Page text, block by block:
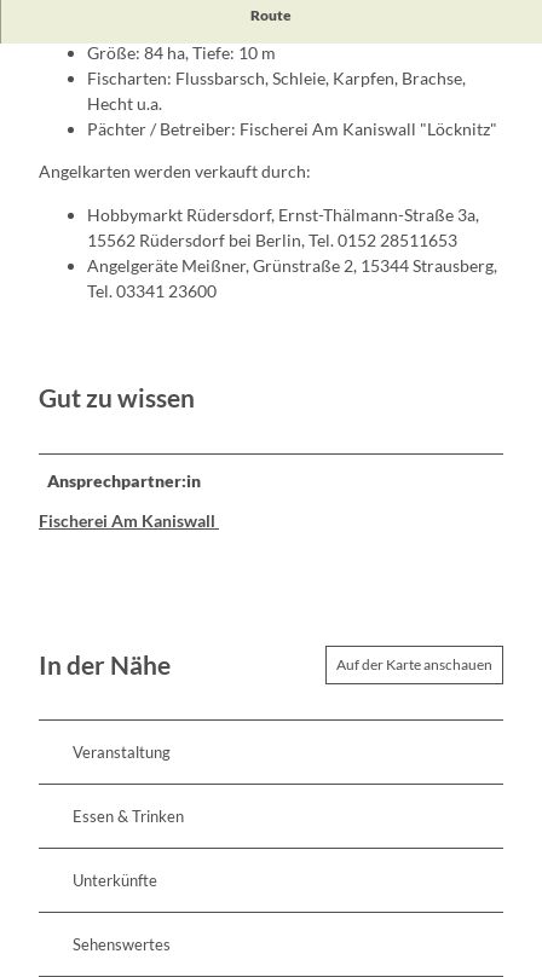
Route
Größe: 84 ha, Tiefe: 10 m
Fischarten: Flussbarsch, Schleie, Karpfen, Brachse,
Hecht u.a.
Pächter / Betreiber: Fischerei Am Kaniswall "Löcknitz"
Angelkarten werden verkauft durch:
Hobbymarkt Rüdersdorf, Ernst-Thälmann-Straße 3a,
15562 Rüdersdorf bei Berlin, Tel. 0152 28511653
Angelgeräte Meißner, Grünstraße 2, 15344 Strausberg,
Tel. 03341 23600
Gut zu wissen
Ansprechpartner:in
Fischerei Am Kaniswall
In der Nähe Auf der Karte anschauen
Veranstaltung
Essen & Trinken
Unterkünfte
Sehenswertes